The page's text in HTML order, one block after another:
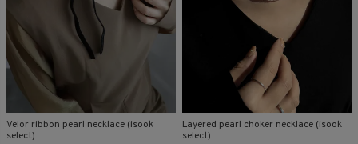
Velor ribbon pearl necklace (isook
select)
Layered pearl choker necklace (isook
select)